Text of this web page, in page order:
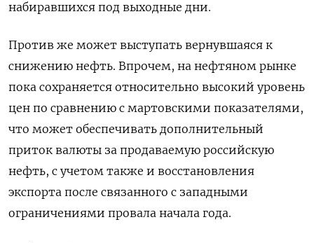
набиравшихся под выходные дни.
Против же может выступать вернувшаяся к
снижению нефть. Впрочем, на нефтяном рынке
пока сохраняется относительно высокий уровень
цен по сравнению с мартовскими показателями,
что может обеспечивать дополнительный
приток валюты за продаваемую российскую
нефть, с учетом также и восстановления
экспорта после связанного с западными
ограничениями провала начала года.